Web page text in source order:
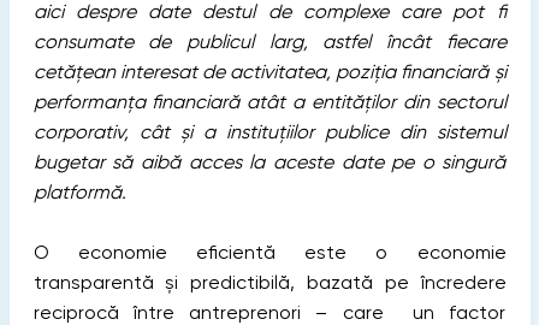
aici despre date destul de complexe care pot fi
consumate de publicul larg, astfel încât fiecare
cetățean interesat de activitatea, poziția financiară și
performanța financiară atât a entităților din sectorul
corporativ, cât și a instituțiilor publice din sistemul
bugetar să aibă acces la aceste date pe o singură
platformă.
O economie eficientă este o economie
transparentă și predictibilă, bazată pe încredere
reciprocă între antreprenori – care un factor